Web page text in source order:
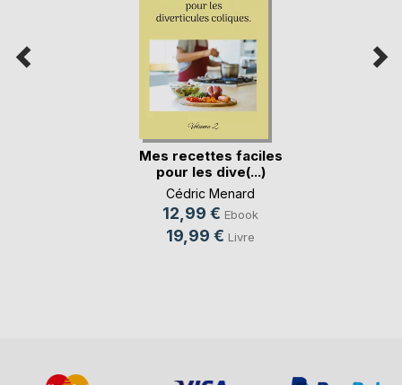
Mes recettes faciles
pour les dive(...)
Cédric Menard
12,99 € Ebook
19,99 € Livre